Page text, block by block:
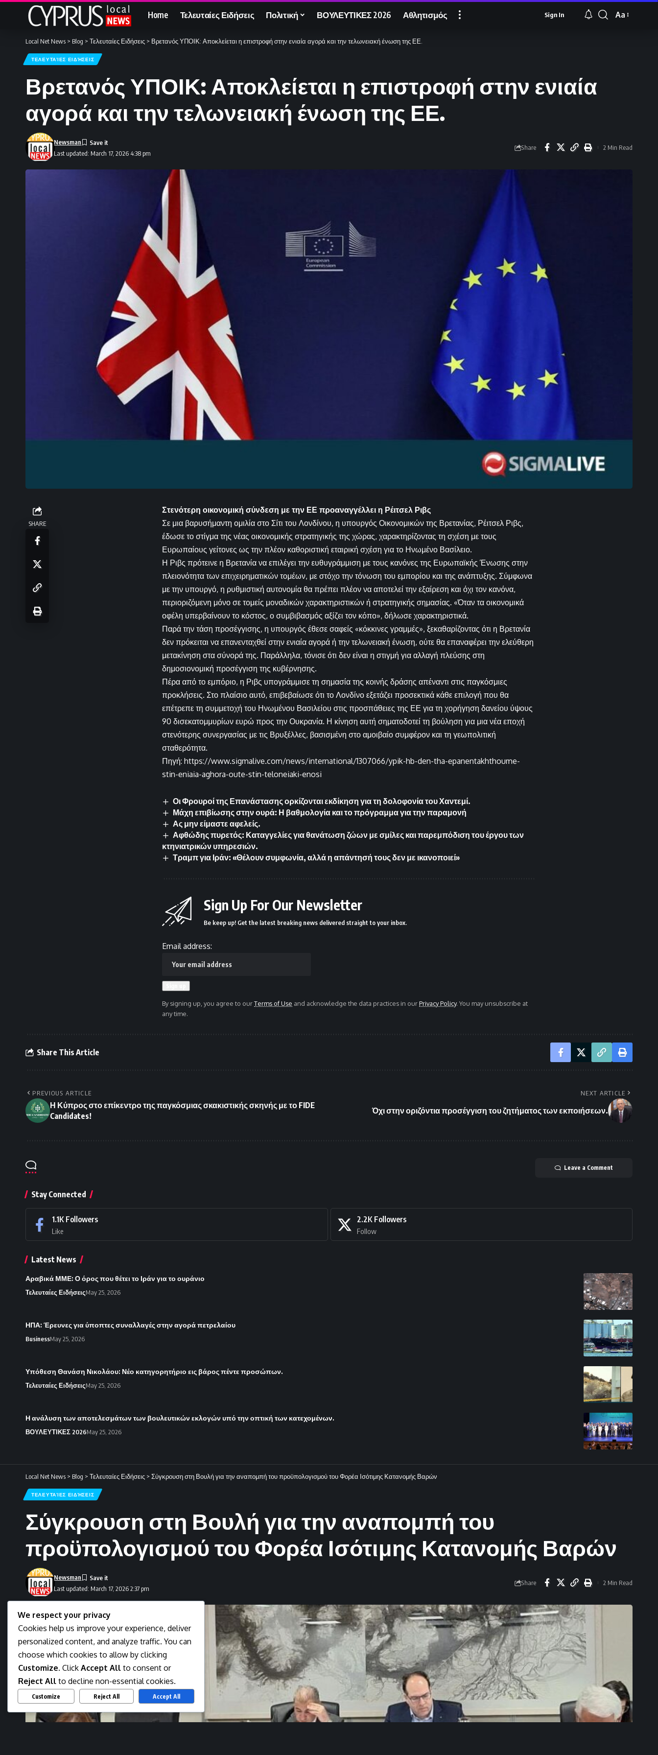
Home Τελευταίες Ειδήσεις Πολιτική ΒΟΥΛΕΥΤΙΚΕΣ 2026 Αθλητισμός Sign In
Font
Aa
Local Net News > Blog > Τελευταίες Ειδήσεις > Βρετανός ΥΠΟΙΚ: Αποκλείεται η επιστροφή στην ενιαία αγορά και την τελωνειακή ένωση της ΕΕ.
ΤΕΛΕΥΤΑΊΕΣ ΕΙΔΉΣΕΙΣ
Βρετανός ΥΠΟΙΚ: Αποκλείεται η επιστροφή στην ενιαία
αγορά και την τελωνειακή ένωση της ΕΕ.
Last updated: March 17, 2026 4:38 pm
Newsman
Share 2 Min Read
SHARE
Στενότερη οικονομική σύνδεση με την ΕΕ προαναγγέλλει η Ρέιτσελ Ριβς
Σε μια βαρυσήμαντη ομιλία στο Σίτι του Λονδίνου, η υπουργός Οικονομικών της Βρετανίας, Ρέιτσελ Ριβς,
έδωσε το στίγμα της νέας οικονομικής στρατηγικής της χώρας, χαρακτηρίζοντας τη σχέση με τους
Ευρωπαίους γείτονες ως την πλέον καθοριστική εταιρική σχέση για το Ηνωμένο Βασίλειο.
Η Ριβς πρότεινε η Βρετανία να επιλέγει την ευθυγράμμιση με τους κανόνες της Ευρωπαϊκής Ένωσης στην
πλειονότητα των επιχειρηματικών τομέων, με στόχο την τόνωση του εμπορίου και της ανάπτυξης. Σύμφωνα
με την υπουργό, η ρυθμιστική αυτονομία θα πρέπει πλέον να αποτελεί την εξαίρεση και όχι τον κανόνα,
περιοριζόμενη μόνο σε τομείς μοναδικών χαρακτηριστικών ή στρατηγικής σημασίας. «Όταν τα οικονομικά
οφέλη υπερβαίνουν το κόστος, ο συμβιβασμός αξίζει τον κόπο», δήλωσε χαρακτηριστικά.
Παρά την τάση προσέγγισης, η υπουργός έθεσε σαφείς «κόκκινες γραμμές», ξεκαθαρίζοντας ότι η Βρετανία
δεν πρόκειται να επανενταχθεί στην ενιαία αγορά ή την τελωνειακή ένωση, ούτε θα επαναφέρει την ελεύθερη
μετακίνηση στα σύνορά της. Παράλληλα, τόνισε ότι δεν είναι η στιγμή για αλλαγή πλεύσης στη
δημοσιονομική προσέγγιση της κυβέρνησης.
Πέρα από το εμπόριο, η Ριβς υπογράμμισε τη σημασία της κοινής δράσης απέναντι στις παγκόσμιες
προκλήσεις. Στο πλαίσιο αυτό, επιβεβαίωσε ότι το Λονδίνο εξετάζει προσεκτικά κάθε επιλογή που θα
επέτρεπε τη συμμετοχή του Ηνωμένου Βασιλείου στις προσπάθειες της ΕΕ για τη χορήγηση δανείου ύψους
90 δισεκατομμυρίων ευρώ προς την Ουκρανία. Η κίνηση αυτή σηματοδοτεί τη βούληση για μια νέα εποχή
στενότερης συνεργασίας με τις Βρυξέλλες, βασισμένη στο αμοιβαίο συμφέρον και τη γεωπολιτική
σταθερότητα.
Πηγή: https://www.sigmalive.com/news/international/1307066/ypik-hb-den-tha-epanentakhthoume-
stin-eniaia-aghora-oute-stin-teloneiaki-enosi
Οι Φρουροί της Επανάστασης ορκίζονται εκδίκηση για τη δολοφονία του Χαντεμί.
Μάχη επιβίωσης στην ουρά: Η βαθμολογία και το πρόγραμμα για την παραμονή
Ας μην είμαστε αφελείς.
Αφθώδης πυρετός: Καταγγελίες για θανάτωση ζώων με σμίλες και παρεμπόδιση του έργου των
κτηνιατρικών υπηρεσιών.
Τραμπ για Ιράν: «Θέλουν συμφωνία, αλλά η απάντησή τους δεν με ικανοποιεί»
Sign Up For Our Newsletter
Be keep up! Get the latest breaking news delivered straight to your inbox.
Email address:
By signing up, you agree to ourTerms of Use and acknowledge the data practices in ourPrivacy Policy. You may unsubscribe at
any time.
Share This Article
PREVIOUS ARTICLE
Η Κύπρος στο επίκεντρο της παγκόσμιας σκακιστικής σκηνής με το FIDE
Candidates!
NEXT ARTICLE
Όχι στην οριζόντια προσέγγιση του ζητήματος των εκποιήσεων.
Leave a Comment
Stay Connected
1.1K Followers
Like
2.2K Followers
Follow
Latest News
Αραβικά ΜΜΕ: Ο όρος που θέτει το Ιράν για το ουράνιο
Τελευταίες ΕιδήσειςMay 25, 2026
ΗΠΑ: Έρευνες για ύποπτες συναλλαγές στην αγορά πετρελαίου
BusinessMay 25, 2026
Υπόθεση Θανάση Νικολάου: Νέο κατηγορητήριο εις βάρος πέντε προσώπων.
Τελευταίες ΕιδήσειςMay 25, 2026
Η ανάλυση των αποτελεσμάτων των βουλευτικών εκλογών υπό την οπτική των κατεχομένων.
ΒΟΥΛΕΥΤΙΚΕΣ 2026May 25, 2026
Local Net News > Blog > Τελευταίες Ειδήσεις > Σύγκρουση στη Βουλή για την αναπομπή του προϋπολογισμού του Φορέα Ισότιμης Κατανομής Βαρών
ΤΕΛΕΥΤΑΊΕΣ ΕΙΔΉΣΕΙΣ
Σύγκρουση στη Βουλή για την αναπομπή του
προϋπολογισμού του Φορέα Ισότιμης Κατανομής Βαρών
Last updated: March 17, 2026 2:37 pm
Newsman
Share 2 Min Read
We respect your privacy
Cookies help us improve your experience, deliver
personalized content, and analyze traffic. You can
choose which cookies to allow by clicking
Customize. Click Accept All to consent or
Reject All to decline non-essential cookies.
Customize Reject All Accept All